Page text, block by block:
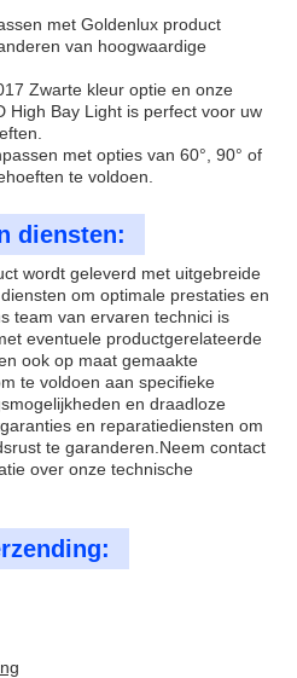
met Goldenlux product
van hoogwaardige
Zwarte kleur optie en onze
High Bay Light is perfect voor uw
met opties van 60°, 90° of
te voldoen.
diensten:
wordt geleverd met uitgebreide
om optimale prestaties en
team van ervaren technici is
eventuele productgerelateerde
ook op maat gemaakte
te voldoen aan specifieke
en draadloze
en reparatiediensten om
te garanderen.Neem contact
over onze technische